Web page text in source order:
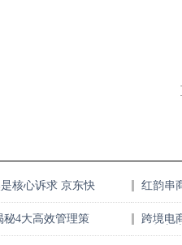
核心诉求 京东快
红韵串
秘4大高效管理策
跨境电